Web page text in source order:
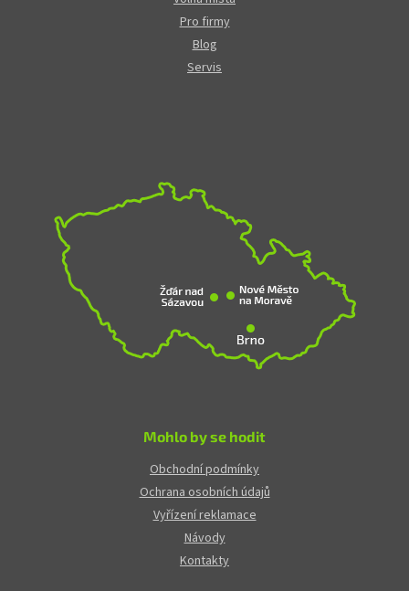
Pro firmy
Blog
Servis
Mohlo by se hodit
Obchodní podmínky
Ochrana osobních údajů
Vyřízení reklamace
Návody
Kontakty